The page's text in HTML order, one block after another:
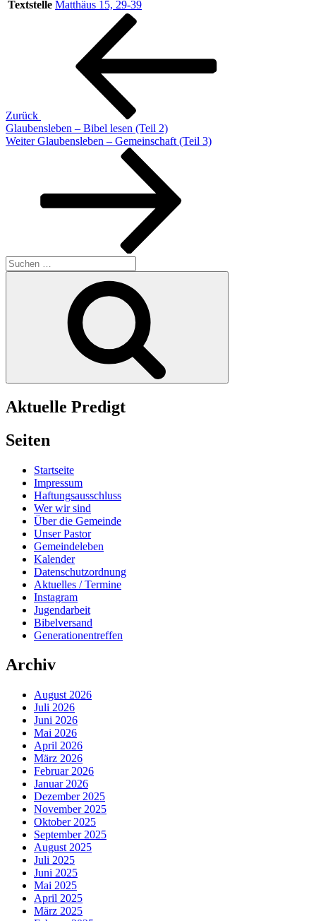
Textstelle Matthäus 15, 29-39
Beitragsnavigation
Zurück
Glaubensleben – Bibel lesen (Teil 2)
Nächster
Weiter Glaubensleben – Gemeinschaft (Teil 3)
Suchen
nach:
Aktuelle Predigt
Seiten
Startseite
Impressum
Haftungsausschluss
Wer wir sind
Über die Gemeinde
Unser Pastor
Gemeindeleben
Kalender
Datenschutzordnung
Aktuelles / Termine
Instagram
Jugendarbeit
Bibelversand
Generationentreffen
Archiv
August 2026
Juli 2026
Juni 2026
Mai 2026
April 2026
März 2026
Februar 2026
Januar 2026
Dezember 2025
November 2025
Oktober 2025
September 2025
August 2025
Juli 2025
Juni 2025
Mai 2025
April 2025
März 2025